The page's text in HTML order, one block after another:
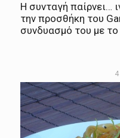
Η συνταγή παίρνει…
την προσθήκη του
συνδυασμό του με το